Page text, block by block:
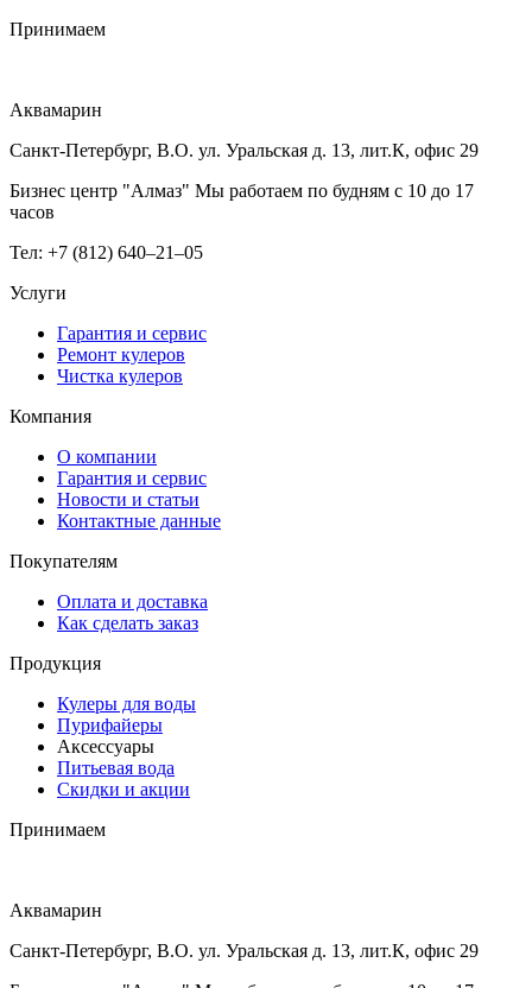
Принимаем
Аквамарин
Санкт-Петербург, В.О. ул. Уральская д. 13, лит.К, офис 29
Бизнес центр "Алмаз" Мы работаем по будням с 10 до 17
часов
Тел: +7 (812) 640–21–05
Услуги
Гарантия и сервис
Ремонт кулеров
Чистка кулеров
Компания
О компании
Гарантия и сервис
Новости и статьи
Контактные данные
Покупателям
Оплата и доставка
Как сделать заказ
Продукция
Кулеры для воды
Пурифайеры
Аксессуары
Питьевая вода
Скидки и акции
Принимаем
Аквамарин
Санкт-Петербург, В.О. ул. Уральская д. 13, лит.К, офис 29